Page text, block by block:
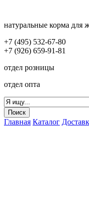
натуральные корма для
+7 (495) 532-67-80
+7 (926) 659-91-81
отдел розницы
отдел опта
Главная Каталог